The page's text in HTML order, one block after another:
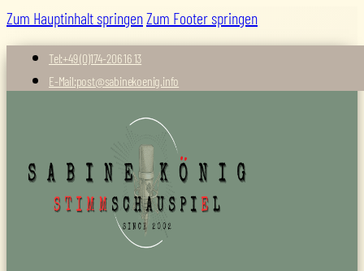
Zum Hauptinhalt springenZum Footer springen
Tel:+49 (0)174-206 16 13
E-Mail:post@sabinekoenig.info